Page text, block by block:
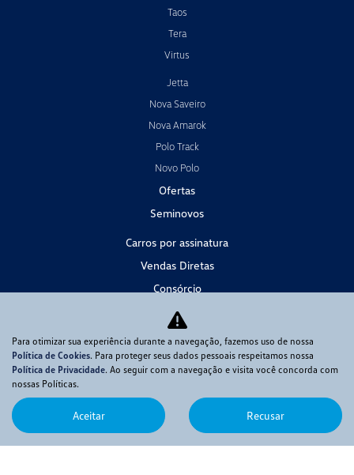
Taos
Tera
Virtus
Jetta
Nova Saveiro
Nova Amarok
Polo Track
Novo Polo
Ofertas
Seminovos
Carros por assinatura
Vendas Diretas
Consórcio
Serviços
Agendar Serviços
Peças e Acessórios
Contato
Fale com o Presidente
Fale Conosco
Trabalhe Conosco
Para otimizar sua experiência durante a navegação, fazemos uso de nossa
Política de Cookies. Para proteger seus dados pessoais respeitamos nossa
Política de Privacidade. Ao seguir com a navegação e visita você concorda com
nossas Políticas.
Aceitar Recusar